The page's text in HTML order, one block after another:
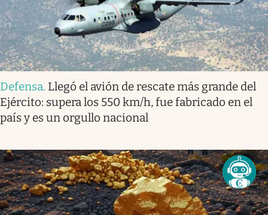
Defensa. Llegó el avión de rescate más grande del
Ejército: supera los 550 km/h, fue fabricado en el
país y es un orgullo nacional